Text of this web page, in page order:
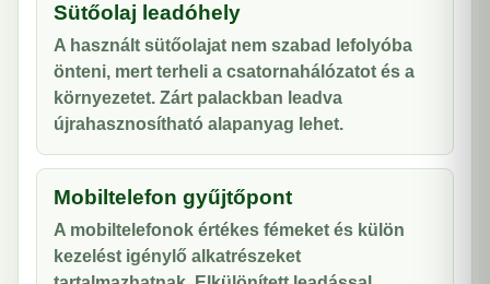
Sütőolaj leadóhely
A használt sütőolajat nem szabad lefolyóba
önteni, mert terheli a csatornahálózatot és a
környezetet. Zárt palackban leadva
újrahasznosítható alapanyag lehet.
Mobiltelefon gyűjtőpont
A mobiltelefonok értékes fémeket és külön
kezelést igénylő alkatrészeket